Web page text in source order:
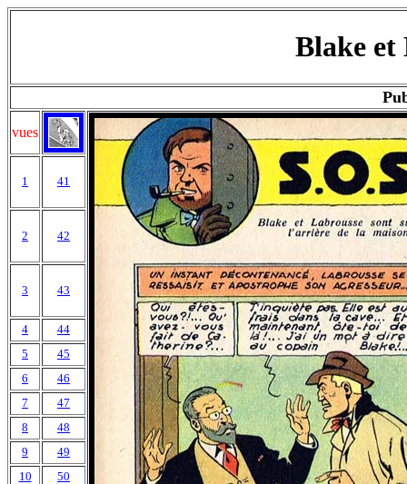
Blake et
vues
1 41
2 42
3 43
4
44
5
45
6
46
7
47
8
48
9
49
10
50